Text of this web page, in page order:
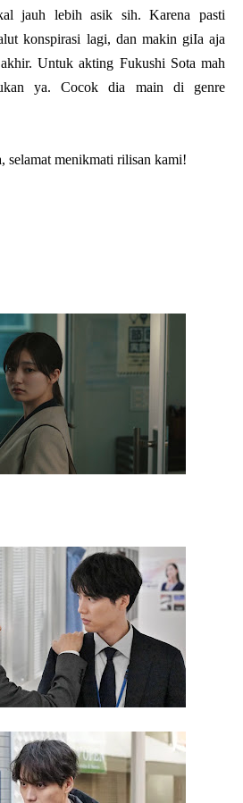
jauh lebih asik sih. Karena pasti
konspirasi lagi, dan makin giIa aja
Untuk akting Fukushi Sota mah
ya. Cocok dia main di genre
selamat menikmati rilisan kami!